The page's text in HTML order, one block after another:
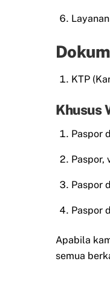
KTP
Khusus
Paspor
Paspor,
Paspor
Paspor
Apabila
semua